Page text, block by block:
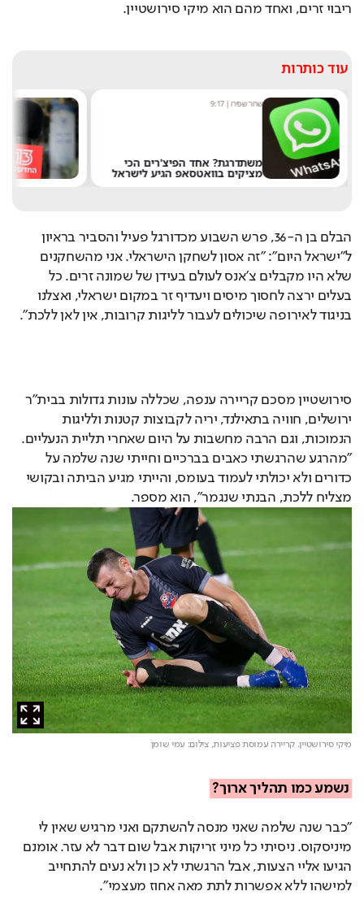
ריבוי זרים, ואחד מהם הוא מיקי סירושטיין.
עוד כותרות
שחר שפירו |
9:17
משתדרגת? אחד הפיצ'רים הכי
מציקים בוואטסאפ הגיע לישראל
הבלם בן ה-36, פרש השבוע מכדורגל פעיל והסביר בראיון
ל"ישראל היום": "זה אסון לשחקן הישראלי. אני מהשחקנים
שלא היו מקבלים צ'אנס לעולם בעידן של שמונה זרים. כל
בעלים ירצה לחסוך מיסים ויעדיף זר במקום ישראלי, ואצלנו
בניגוד לאירופה שיכולים לעבור לליגות קרובות, אין לאן ללכת".
סירושטיין מסכם קריירה ענפה, שכללה עונות גדולות בבית"ר
ירושלים, חוויה בתאילנד, יריה לקבוצות קטנות ולליגות
הנמוכות, וגם הרבה מחשבות על היום שאחרי תליית הנעליים.
"מהרגע שהרגשתי כאבים בברכיים וחייתי שנה שלמה על
כדורים ולא יכולתי לעמוד בעומס, והייתי מגיע הביתה ובקושי
מצליח ללכת, הבנתי שנגמר", הוא מספר.
מיקי סירושטיין. קריירה עמוסת פציעות,צילום: עמי שומן
נשמע כמו תהליך ארוך?
"כבר שנה שלמה שאני מנסה להשתקם ואני מרגיש שאין לי
מיניסקוס. ניסיתי כל מיני זריקות אבל שום דבר לא עזר. אומנם
הגיעו אליי הצעות, אבל הרגשתי לא כן ולא נעים להתחייב
למישהו ללא אפשרות לתת מאה אחוז מעצמי".